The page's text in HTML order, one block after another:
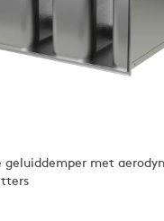
geluiddemper met